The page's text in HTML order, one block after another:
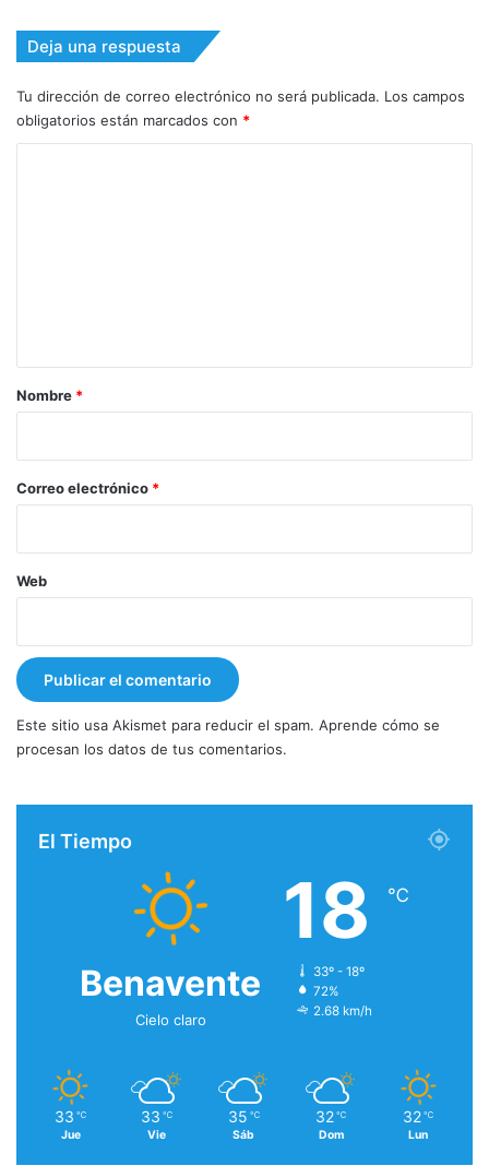
Deja una respuesta
Tu dirección de correo electrónico no será publicada. Los campos
obligatorios están marcados con *
r
*
Nombre *
Correo electrónico *
Web
Este sitio usa Akismet para reducir el spam. Aprende cómo se
procesan los datos de tus comentarios.
El Tiempo
Benavente
Cielo claro
18 ℃
33º - 18º
72%
2.68 km/h
33 ℃
Jue
33 ℃
Vie
35 ℃
Sáb
32 ℃
Dom
32 ℃
Lun